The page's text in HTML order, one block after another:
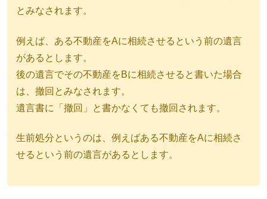
とみなされます。
例えば、ある不動産をAに相続させるという前の遺言
があるとします。
後の遺言でその不動産をBに相続させると書いた場合
は、撤回とみなされます。
遺言書に「撤回」と書かなくても撤回されます。
生前処分というのは、例えばある不動産をAに相続さ
せるという前の遺言があるとします。